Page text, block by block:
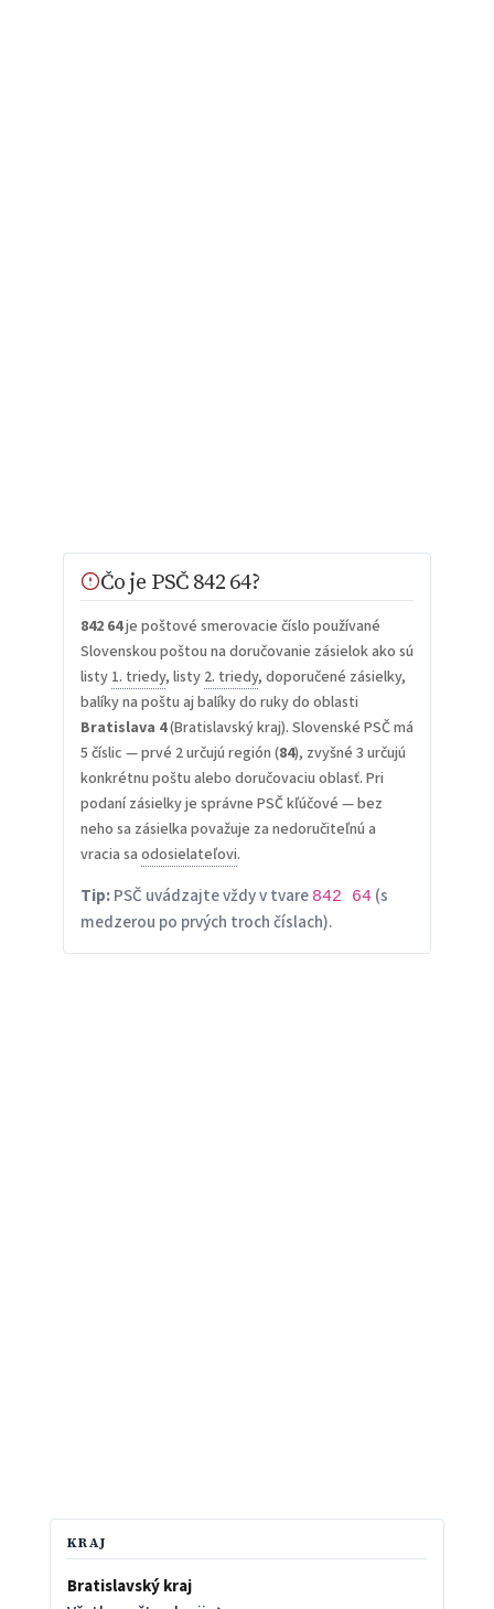
Čo je PSČ 842 64?
842 64je poštové smerovacie číslo používané
Slovenskou poštou na doručovanie zásielok ako sú
listy 1. triedy, listy 2. triedy, doporučené zásielky,
balíky na poštu aj balíky do ruky do oblasti
Bratislava 4(Bratislavský kraj). Slovenské PSČ má
5 číslic — prvé 2 určujú región (84), zvyšné 3 určujú
konkrétnu poštu alebo doručovaciu oblasť. Pri
podaní zásielky je správne PSČ kľúčové — bez
neho sa zásielka považuje za nedoručiteľnú a
vracia sa odosielateľovi.
Tip:PSČ uvádzajte vždy v tvare 842 64(s
medzerou po prvých troch číslach).
KRAJ
Bratislavský kraj